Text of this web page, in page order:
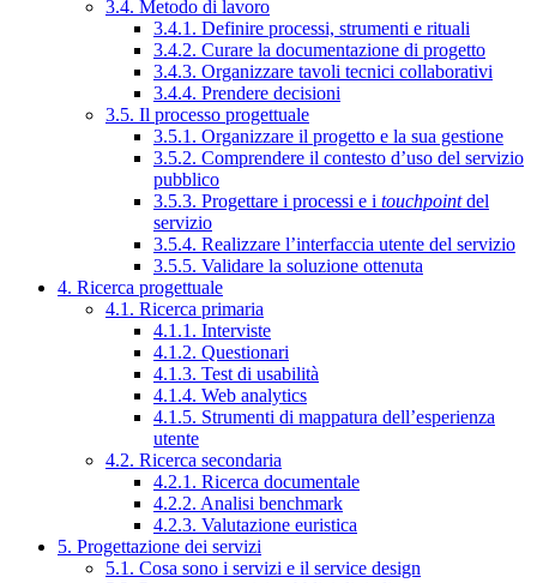
3.4. Metodo di lavoro
3.4.1. Definire processi, strumenti e rituali
3.4.2. Curare la documentazione di progetto
3.4.3. Organizzare tavoli tecnici collaborativi
3.4.4. Prendere decisioni
3.5. Il processo progettuale
3.5.1. Organizzare il progetto e la sua gestione
3.5.2. Comprendere il contesto d’uso del servizio
pubblico
3.5.3. Progettare i processi e i touchpointdel
servizio
3.5.4. Realizzare l’interfaccia utente del servizio
3.5.5. Validare la soluzione ottenuta
4. Ricerca progettuale
4.1. Ricerca primaria
4.1.1. Interviste
4.1.2. Questionari
4.1.3. Test di usabilità
4.1.4. Web analytics
4.1.5. Strumenti di mappatura dell’esperienza
utente
4.2. Ricerca secondaria
4.2.1. Ricerca documentale
4.2.2. Analisi benchmark
4.2.3. Valutazione euristica
5. Progettazione dei servizi
5.1. Cosa sono i servizi e il service design